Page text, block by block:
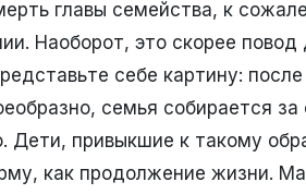
главы семейства, к
Наоборот, это скорее повод
себе картину: после
семья собирается за
Дети, привыкшие к такому
как продолжение жизни.